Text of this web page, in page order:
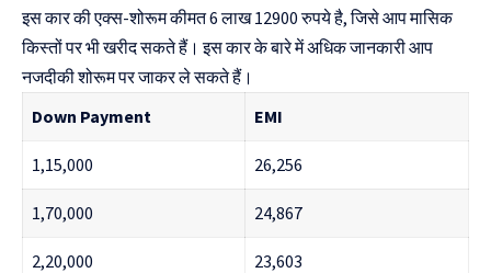
इस कार की एक्स-शोरूम कीमत 6 लाख 12900 रुपये है, जिसे आप मासिक
किस्तों पर भी खरीद सकते हैं। इस कार के बारे में अधिक जानकारी आप
नजदीकी शोरूम पर जाकर ले सकते हैं।
Down Payment
EMI
1,15,000 26,256
1,70,000 24,867
2,20,000 23,603